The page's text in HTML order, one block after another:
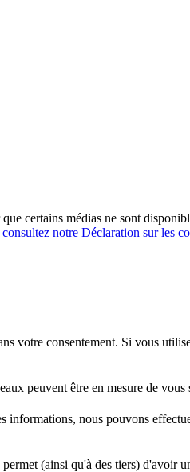
certains médias ne sont
consultez notre Déclaration sur les
votre consentement. Si vous
peuvent être en mesure de vous
informations, nous pouvons
(ainsi qu'à des tiers) d'avoir